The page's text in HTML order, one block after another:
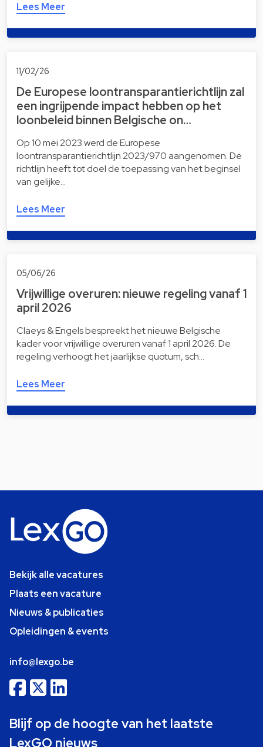
Lees Meer
11/02/26
De Europese loontransparantierichtlijn zal
een ingrijpende impact hebben op het
loonbeleid binnen Belgische on…
Op 10 mei 2023 werd de Europese
loontransparantierichtlijn 2023/970 aangenomen. De
richtlijn heeft tot doel de toepassing van het beginsel
van gelijke…
Lees Meer
05/06/26
Vrijwillige overuren: nieuwe regeling vanaf 1
april 2026
Claeys & Engels bespreekt het nieuwe Belgische
kader voor vrijwillige overuren vanaf 1 april 2026. De
regeling verhoogt het jaarlijkse quotum, sch…
Lees Meer
Bekijk alle vacatures
Plaats een vacature
Nieuws & publicaties
Opleidingen & events
info@lexgo.be
Blijf op de hoogte van het laatste
LexGO nieuws